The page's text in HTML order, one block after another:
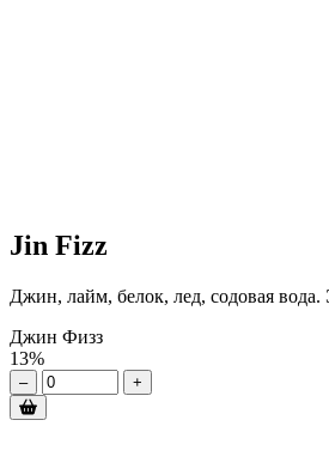
Jin Fizz
Джин, лайм, белок, лед, содовая
Джин Физз
13%
– +